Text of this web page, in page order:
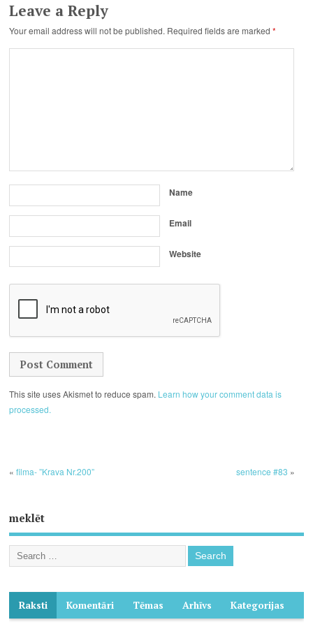
Leave a Reply
Your email address will not be published. Required fields are marked*
Name
Email
Website
This site uses Akismet to reduce spam. Learn how your comment data is
processed.
«filma- ”Krava Nr.200” sentence #83 »
meklēt
Raksti Komentāri Tēmas Arhīvs Kategorijas